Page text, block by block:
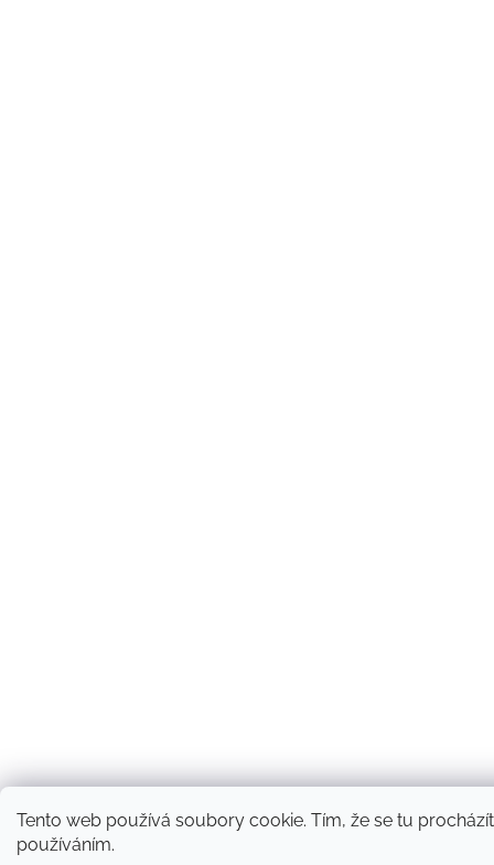
Tento web používá soubory cookie. Tím, že se tu
používáním.